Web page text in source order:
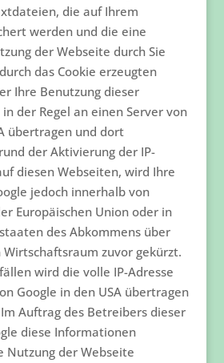
die auf Ihrem
werden und die eine
der Webseite durch Sie
das Cookie erzeugten
Ihre Benutzung dieser
der Regel an einen Server von
übertragen und dort
der Aktivierung der IP-
diesen Webseiten, wird Ihre
jedoch innerhalb von
Europäischen Union oder in
des Abkommens über
Wirtschaftsraum zuvor gekürzt.
wird die volle IP-Adresse
Google in den USA übertragen
Auftrag des Betreibers dieser
diese Informationen
Nutzung der Webseite